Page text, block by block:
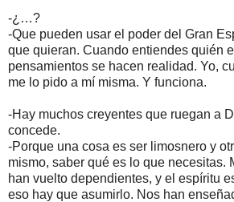
-¿…?
-Que pueden usar el poder del Gran
que quieran. Cuando entiendes quién
pensamientos se hacen realidad. Yo,
me lo pido a mí misma. Y funciona.
-Hay muchos creyentes que ruegan a
concede.
-Porque una cosa es ser limosnero y
mismo, saber qué es lo que necesitas.
han vuelto dependientes, y el espíritu
eso hay que asumirlo. Nos han